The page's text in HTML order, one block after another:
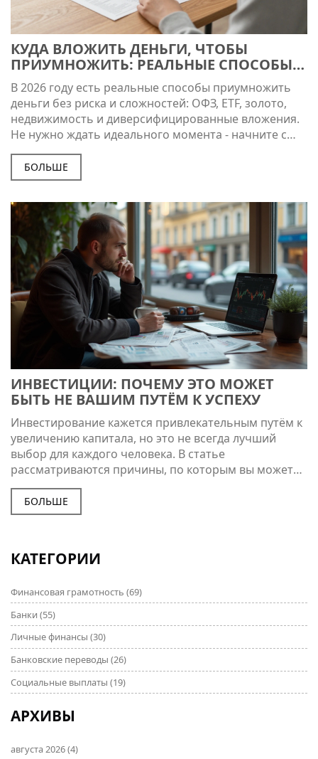
КУДА ВЛОЖИТЬ ДЕНЬГИ, ЧТОБЫ
ПРИУМНОЖИТЬ: РЕАЛЬНЫЕ СПОСОБЫ
ЗА 2026 ГОД
В 2026 году есть реальные способы приумножить
деньги без риска и сложностей: ОФЗ, ETF, золото,
недвижимость и диверсифицированные вложения.
Не нужно ждать идеального момента - начните с
малого и системно.
БОЛЬШЕ
ИНВЕСТИЦИИ: ПОЧЕМУ ЭТО МОЖЕТ
БЫТЬ НЕ ВАШИМ ПУТЁМ К УСПЕХУ
Инвестирование кажется привлекательным путём к
увеличению капитала, но это не всегда лучший
выбор для каждого человека. В статье
рассматриваются причины, по которым вы можете
задуматься об отказе от инвестирования, включая
сложность рынка, возможные риски и неочевидные
затраты. Возможности заработка от инвестиций
статья предлагает взглянуть на инвестиции с другой
финансовые решения.
БОЛЬШЕ
КАТЕГОРИИ
Финансовая грамотность (69)
Банки (55)
Личные финансы (30)
Банковские переводы (26)
Социальные выплаты (19)
АРХИВЫ
августа 2026(4)